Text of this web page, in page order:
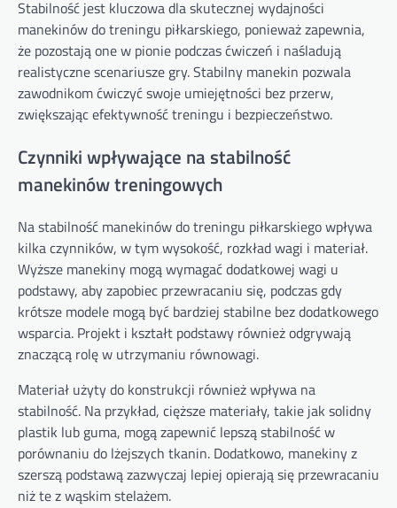
Stabilność jest kluczowa dla skutecznej wydajności
manekinów do treningu piłkarskiego, ponieważ zapewnia,
że pozostają one w pionie podczas ćwiczeń i naśladują
realistyczne scenariusze gry. Stabilny manekin pozwala
zawodnikom ćwiczyć swoje umiejętności bez przerw,
zwiększając efektywność treningu i bezpieczeństwo.
Czynniki wpływające na stabilność
manekinów treningowych
Na stabilność manekinów do treningu piłkarskiego wpływa
kilka czynników, w tym wysokość, rozkład wagi i materiał.
Wyższe manekiny mogą wymagać dodatkowej wagi u
podstawy, aby zapobiec przewracaniu się, podczas gdy
krótsze modele mogą być bardziej stabilne bez dodatkowego
wsparcia. Projekt i kształt podstawy również odgrywają
znaczącą rolę w utrzymaniu równowagi.
Materiał użyty do konstrukcji również wpływa na
stabilność. Na przykład, cięższe materiały, takie jak solidny
plastik lub guma, mogą zapewnić lepszą stabilność w
porównaniu do lżejszych tkanin. Dodatkowo, manekiny z
szerszą podstawą zazwyczaj lepiej opierają się przewracaniu
niż te z wąskim stelażem.